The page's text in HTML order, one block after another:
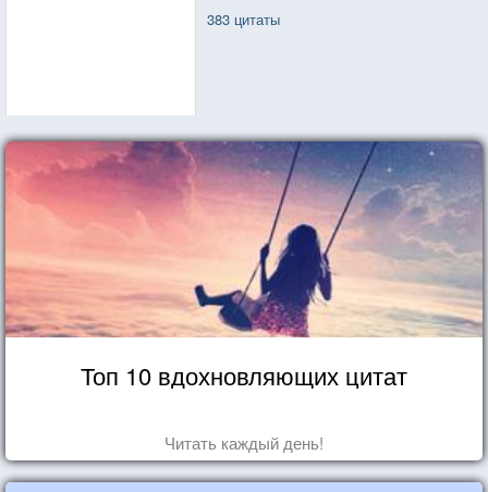
383 цитаты
Топ 10 вдохновляющих цитат
Читать каждый день!